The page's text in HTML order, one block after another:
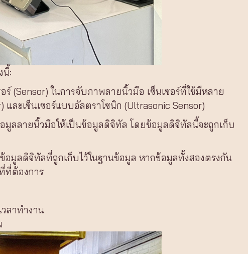
นี้:
(Sensor) ในการจับภาพลายนิ้วมือ เซ็นเซอร์ที่ใช้มีหลาย
ละเซ็นเซอร์แบบอัลตราโซนิก (Ultrasonic Sensor)
ลลายนิ้วมือให้เป็นข้อมูลดิจิทัล โดยข้อมูลดิจิทัลนี้จะถูกเก็บ
มูลดิจิทัลที่ถูกเก็บไว้ในฐานข้อมูล หากข้อมูลทั้งสองตรงกัน
ที่ต้องการ
ลาทำงาน